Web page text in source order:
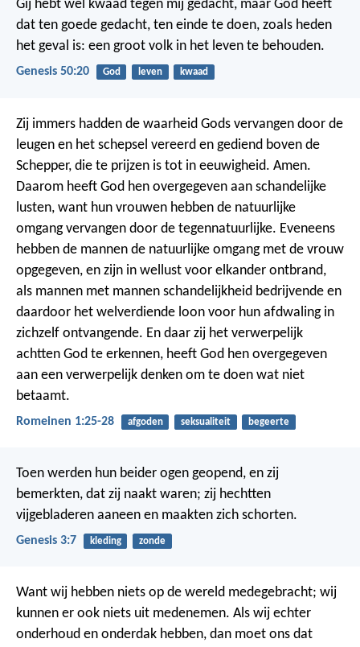
Gij hebt wel kwaad tegen mij gedacht, maar God heeft
dat ten goede gedacht, ten einde te doen, zoals heden
het geval is: een groot volk in het leven te behouden.
Genesis 50:20 God leven kwaad
Zij immers hadden de waarheid Gods vervangen door de
leugen en het schepsel vereerd en gediend boven de
Schepper, die te prijzen is tot in eeuwigheid. Amen.
Daarom heeft God hen overgegeven aan schandelijke
lusten, want hun vrouwen hebben de natuurlijke
omgang vervangen door de tegennatuurlijke. Eveneens
hebben de mannen de natuurlijke omgang met de vrouw
opgegeven, en zijn in wellust voor elkander ontbrand,
als mannen met mannen schandelijkheid bedrijvende en
daardoor het welverdiende loon voor hun afdwaling in
zichzelf ontvangende. En daar zij het verwerpelijk
achtten God te erkennen, heeft God hen overgegeven
aan een verwerpelijk denken om te doen wat niet
betaamt.
Romeinen 1:25-28 afgoden seksualiteit begeerte
Toen werden hun beider ogen geopend, en zij
bemerkten, dat zij naakt waren; zij hechtten
vijgebladeren aaneen en maakten zich schorten.
Genesis 3:7 kleding zonde
Want wij hebben niets op de wereld medegebracht; wij
kunnen er ook niets uit medenemen. Als wij echter
onderhoud en onderdak hebben, dan moet ons dat